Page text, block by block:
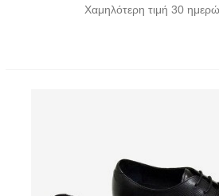
Χαμηλότερη τιμή 30